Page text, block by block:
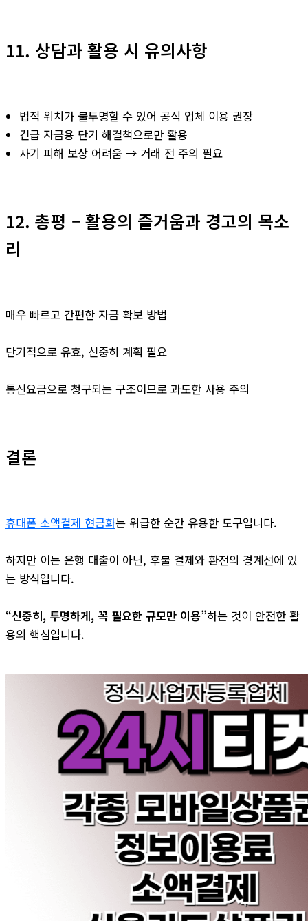
11. 상담과 활용 시 유의사항
법적 위치가 불투명할 수 있어 공식 업체 이용 권장
긴급 자금용 단기 해결책으로만 활용
사기 피해 보상 어려움 → 거래 전 주의 필요
12. 총평 – 활용의 즐거움과 경고의 목소
리
매우 빠르고 간편한 자금 확보 방법
단기적으로 유효, 신중히 계획 필요
통신요금으로 청구되는 구조이므로 과도한 사용 주의
결론
휴대폰 소액결제 현금화는 위급한 순간 유용한 도구입니다.
하지만 이는 은행 대출이 아닌, 후불 결제와 환전의 경계선에 있
는 방식입니다.
“신중히, 투명하게, 꼭 필요한 규모만 이용”하는 것이 안전한 활
용의 핵심입니다.